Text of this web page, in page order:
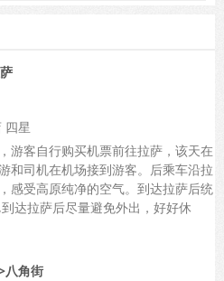
四星
游客自行购买机票前往拉萨，该天在
和司机在机场接到游客。后乘车沿拉
感受高原纯净的空气。到达拉萨后统
达拉萨后尽量避免外出，好好休
八角街